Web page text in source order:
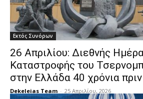
Εκτός Συνόρων
26 Απριλίου: Διεθνής
Καταστροφής του
στην Ελλάδα 40 χρόνια πριν
Dekeleias Team - 25 Απριλίου, 2026